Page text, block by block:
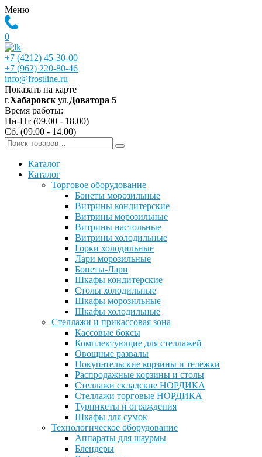
Меню
0
+7 (4212) 45-30-00
+7 (962) 220-80-46
info@frostline.ru
Показать на карте
г.Хабаровск ул.Доватора 5
Время работы:
Пн-Пт (09.00 - 18.00)
Сб. (09.00 - 14.00)
Каталог
Каталог
Торговое оборудование
Бонеты морозильные
Витрины кондитерские
Витрины морозильные
Витрины настольные
Витрины холодильные
Горки холодильные
Лари морозильные
Бонеты-Лари
Шкафы кондитерские
Столы холодильные
Шкафы морозильные
Шкафы холодильные
Стеллажи и прикассовая зона
Кассовые боксы
Комплектующие для стеллажей
Овощные развалы
Покупательские корзины и тележки
Распродажные корзины и столы
Стеллажи складские НОРДИКА
Стеллажи торговые НОРДИКА
Турникеты и ограждения
Шкафы для сумок
Технологическое оборудование
Аппараты для шаурмы
Блендеры